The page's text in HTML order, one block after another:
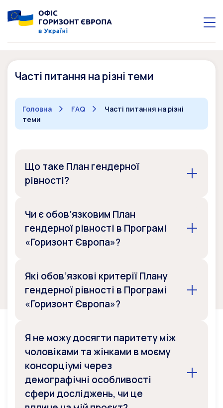
Часті питання на різні теми
Головна FAQ
Часті питання на різні
теми
Що таке План гендерної
рівності?
Чи є обов’язковим План
гендерної рівності в Програмі
«Горизонт Європа»?
Які обов’язкові критерії Плану
гендерної рівності в Програмі
«Горизонт Європа»?
Я не можу досягти паритету між
чоловіками та жінками в моєму
консорціумі через
демографічні особливості
сфери досліджень, чи це